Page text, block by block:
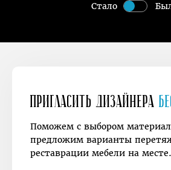
Стало
Пригласить дизайнера
Поможем с выбором
предложим варианты
реставрации мебели на месте.